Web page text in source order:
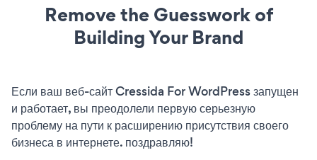
Remove the Guesswork of
Building Your Brand
Если ваш веб-сайт Cressida For WordPress запущен
и работает, вы преодолели первую серьезную
проблему на пути к расширению присутствия своего
бизнеса в интернете. поздравляю!